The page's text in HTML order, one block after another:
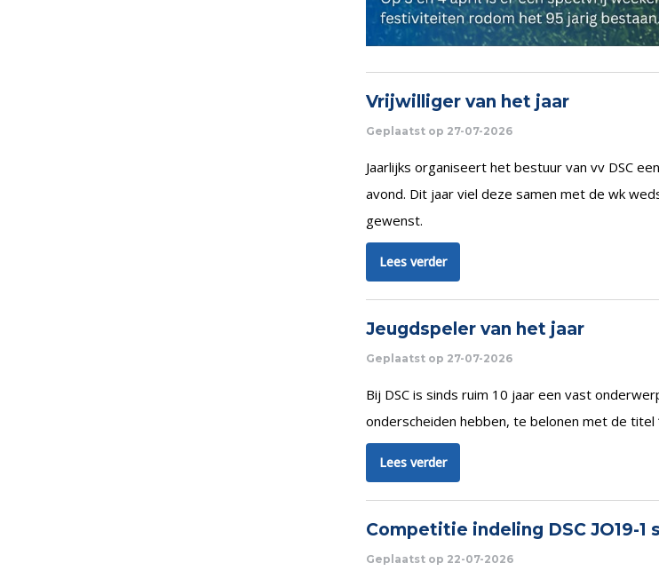
Vrijwilliger van het jaar
Geplaatst op 27-07-2026
Jaarlijks organiseert het bestuur van vv DSC
avond. Dit jaar viel deze samen met de wk
gewenst.
Lees verder
Jeugdspeler van het jaar
Geplaatst op 27-07-2026
Bij DSC is sinds ruim 10 jaar een vast
onderscheiden hebben, te belonen met de titel
Lees verder
Competitie indeling DSC JO19-1
Geplaatst op 22-07-2026